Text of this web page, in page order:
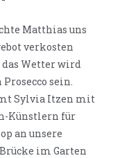
Matthias uns
verkosten
das Wetter wird
sein.
Sylvia Itzen mit
Künstlern für
an unsere
im Garten